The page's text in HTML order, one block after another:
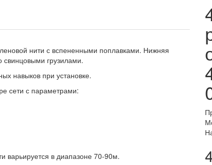
нити с вспененными поплавками. Нижняя
свинцовыми грузилами.
навыков при установке.
сети с параметрами:
варьируется в диапазоне 70-90м.